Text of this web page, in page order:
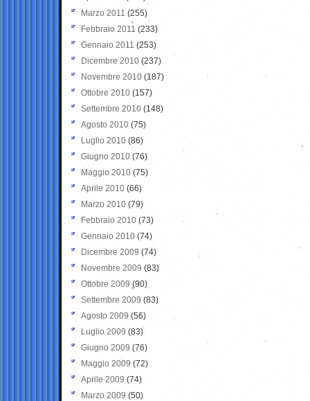
Marzo 2011 (255)
Febbraio 2011 (233)
Gennaio 2011 (253)
Dicembre 2010 (237)
Novembre 2010 (187)
Ottobre 2010 (157)
Settembre 2010 (148)
Agosto 2010 (75)
Luglio 2010 (86)
Giugno 2010 (76)
Maggio 2010 (75)
Aprile 2010 (66)
Marzo 2010 (79)
Febbraio 2010 (73)
Gennaio 2010 (74)
Dicembre 2009 (74)
Novembre 2009 (83)
Ottobre 2009 (90)
Settembre 2009 (83)
Agosto 2009 (56)
Luglio 2009 (83)
Giugno 2009 (76)
Maggio 2009 (72)
Aprile 2009 (74)
Marzo 2009 (50)